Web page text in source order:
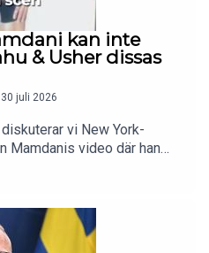
kan inte
& Usher dissas
juli 2026
diskuterar vi New York-
Mamdanis video där han
sitt vallöfte, inte har
Israels folkmordsanklagade
Netanyahu. Ärligt
teater?Sedan pratar vi
med Chris Brown blev